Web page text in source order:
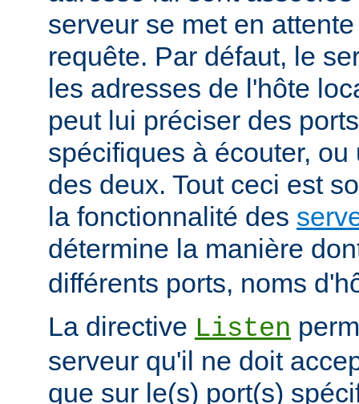
serveur se met en
requête. Par défaut, le
les adresses de l'hôte
peut lui préciser des
spécifiques à écouter,
des deux. Tout ceci est
la fonctionnalité des
détermine la manière
différents ports, noms
La directive Listen
serveur qu'il ne doit
que sur le(s) port(s)